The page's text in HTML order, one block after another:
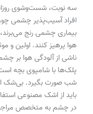
سه نوبت، شست‌وشوی
افراد آسیب‌پذیر چشمی
بیماری چشمی رنج
هوا پرهیز کنند. اولین و
ناشی از آلودگی هوا بر
پلک‌ها با شامپوی بچه
شب صورت بگیرد. بی‌شک
باید از اشک مصنوعی
در چشم به متخصص